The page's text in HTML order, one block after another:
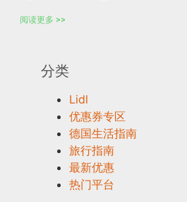
阅读更多 >>
分类
Lidl
优惠券专区
德国生活指南
旅行指南
最新优惠
热门平台